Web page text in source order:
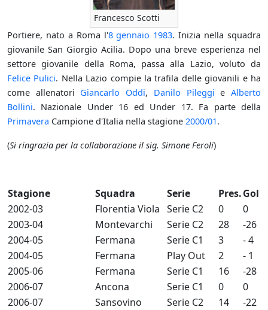
Francesco Scotti
Portiere, nato a Roma l'8 gennaio 1983. Inizia nella squadra
giovanile San Giorgio Acilia. Dopo una breve esperienza nel
settore giovanile della Roma, passa alla Lazio, voluto da
Felice Pulici. Nella Lazio compie la trafila delle giovanili e ha
come allenatori Giancarlo Oddi, Danilo Pileggi eAlberto
Bollini. Nazionale Under 16 ed Under 17. Fa parte della
Primavera Campione d'Italia nella stagione 2000/01.
(Si ringrazia per la collaborazione il sig. Simone Feroli)
Stagione Squadra Serie Pres.Gol
2002-03
Florentia Viola Serie C2 0
0
2003-04
Montevarchi Serie C2 28
-26
2004-05
Fermana Serie C1 3
- 4
2004-05
Fermana Play Out 2
- 1
2005-06
Fermana Serie C1 16
-28
2006-07
Ancona Serie C1 0
0
2006-07
Sansovino Serie C2 14
-22